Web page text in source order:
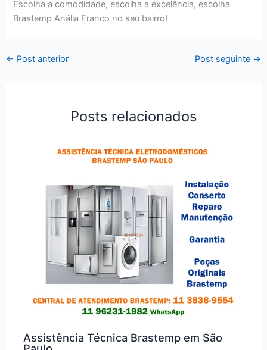
Escolha a comodidade, escolha a excelência, escolha
Brastemp Anália Franco no seu bairro!
← Post anterior Post seguinte →
Posts relacionados
Assistência Técnica Brastemp em São